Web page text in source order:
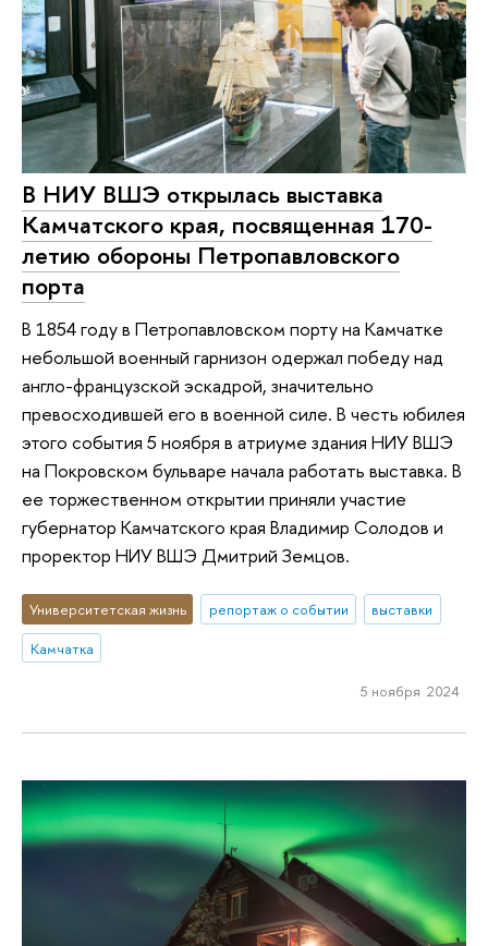
В НИУ ВШЭ открылась выставка
Камчатского края, посвященная 170-
летию обороны Петропавловского
порта
В 1854 году в Петропавловском порту на Камчатке
небольшой военный гарнизон одержал победу над
англо-французской эскадрой, значительно
превосходившей его в военной силе. В честь юбилея
этого события 5 ноября в атриуме здания НИУ ВШЭ
на Покровском бульваре начала работать выставка. В
ее торжественном открытии приняли участие
губернатор Камчатского края Владимир Солодов и
проректор НИУ ВШЭ Дмитрий Земцов.
Университетская жизнь репортаж о событии
выставки
Камчатка
5 ноября 2024